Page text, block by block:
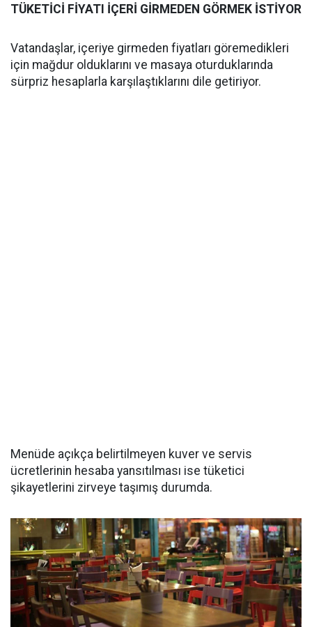
TÜKETİCİ FİYATI İÇERİ GİRMEDEN GÖRMEK İSTİYOR
Vatandaşlar, içeriye girmeden fiyatları göremedikleri
için mağdur olduklarını ve masaya oturduklarında
sürpriz hesaplarla karşılaştıklarını dile getiriyor.
Menüde açıkça belirtilmeyen kuver ve servis
ücretlerinin hesaba yansıtılması ise tüketici
şikayetlerini zirveye taşımış durumda.